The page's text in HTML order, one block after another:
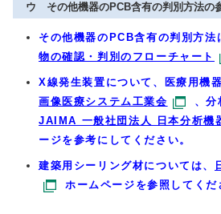
ウ その他機器のPCB含有の判別方法の
その他機器のPCB含有の判別方法
物の確認・判別のフローチャート
X線発生装置について、医療用機器
画像医療システム工業会
、分
JAIMA 一般社団法人 日本分析機
ージを参考にしてください。
建築用シーリング材については、
ホームページを参照してくだ